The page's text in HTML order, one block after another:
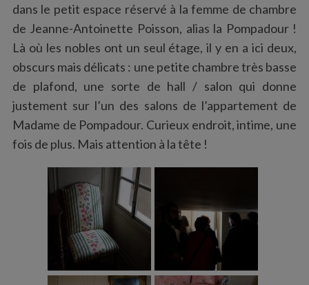
dans le petit espace réservé à la femme de chambre
de Jeanne-Antoinette Poisson, alias la Pompadour !
Là où les nobles ont un seul étage, il y en a ici deux,
obscurs mais délicats : une petite chambre très basse
de plafond, une sorte de hall / salon qui donne
justement sur l’un des salons de l’appartement de
Madame de Pompadour. Curieux endroit, intime, une
fois de plus. Mais attention à la tête !
S
r
c
h
r
: